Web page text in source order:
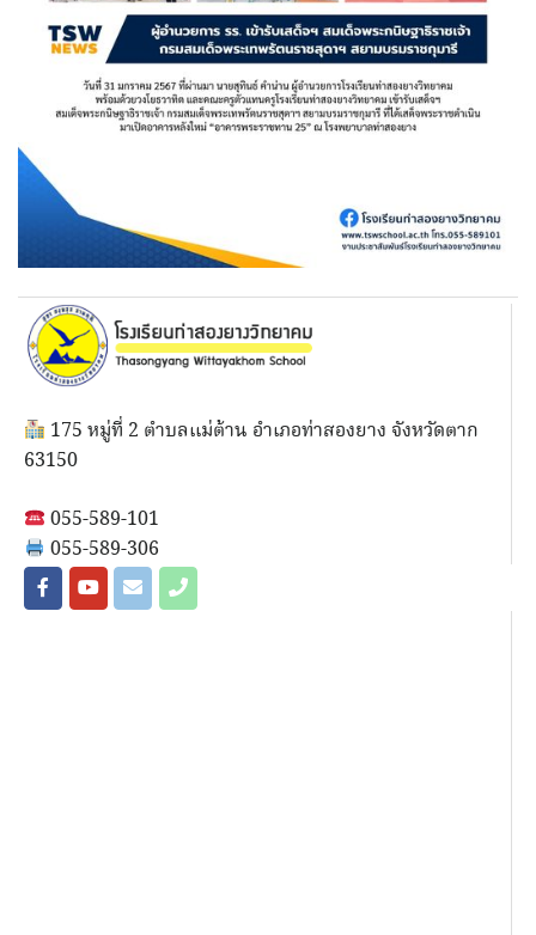
175 หมู่ที่ 2 ตำบลแม่ต้าน อำเภอท่าสองยาง จังหวัดตาก
63150
055-589-101
055-589-306